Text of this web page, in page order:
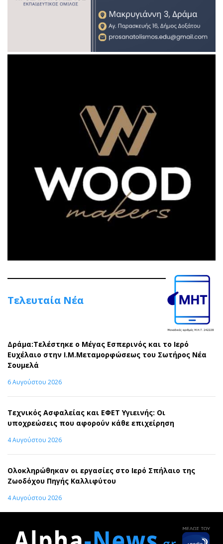
Τελευταία Νέα
Δράμα:Τελέστηκε ο Μέγας Εσπερινός και το Ιερό
Ευχέλαιο στην Ι.Μ.Μεταμορφώσεως του Σωτήρος Νέα
Σουμελά
6 Αυγούστου 2026
Τεχνικός Ασφαλείας και ΕΦΕΤ Υγιεινής: Οι
υποχρεώσεις που αφορούν κάθε επιχείρηση
4 Αυγούστου 2026
Ολοκληρώθηκαν οι εργασίες στο Ιερό Σπήλαιο της
Ζωοδόχου Πηγής Καλλιφύτου
4 Αυγούστου 2026